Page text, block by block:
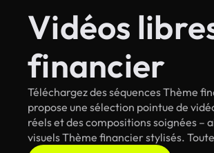
Vidéos
financier
Téléchargez des séquences Thème
propose une sélection pointue de
réels et des compositions soignées –
visuels Thème financier stylisés.